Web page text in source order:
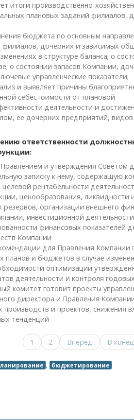
итоги производственно-
плановых заданий филиалов,
бюджета по основным
дочерних и зависимых
в структуре баланса; о
о состоянии запасов Компании,
управленческие показатели;
и выявляет причины
себестоимости от плановой
деятельности и
ее дочерних предприятий,
ответственности
и утверждения Советом
записку к нему, содержащую
рентабельности
ценообразования, ликвидности
организации внешнего
инвестиционной
финансовых показателей
Компании
для Правления Компании
планов и бюджетов в случае
оптимизации
деятельности и контроля
комитет готовит проекты
директора и Правления
и проектов, снижения
тенденций
1 2 Вперед В конец
, бюджетирование